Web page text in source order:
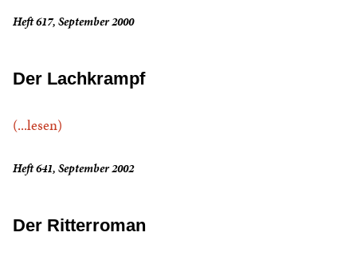
Heft 617, September 2000
Der Lachkrampf
(...lesen)
Heft 641, September 2002
Der Ritterroman